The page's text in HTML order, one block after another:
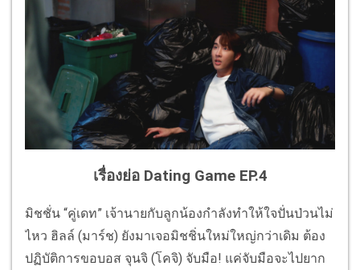
เรื่องย่อ Dating Game EP.4
มิชชั่น “คู่เดท” เจ้านายกับลูกน้องกำลังทำให้ใจปั่นป่วนไม่
ไหว ฮิลล์ (มาร์ช) ยังมาเจอมิชชิ่นใหม่ใหญ่กว่าเดิม ต้อง
ปฏิบัติการขอบอส จุนจิ (โคจิ) จับมือ! แค่จับมือจะไปยาก